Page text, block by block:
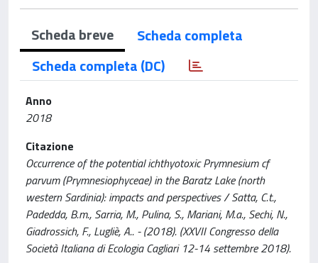
Scheda breve
Scheda completa
Scheda completa (DC)
Anno
2018
Citazione
Occurrence of the potential ichthyotoxic Prymnesium cf
parvum (Prymnesiophyceae) in the Baratz Lake (north
western Sardinia): impacts and perspectives / Satta, C.t.,
Padedda, B.m., Sarria, M., Pulina, S., Mariani, M.a., Sechi, N.,
Giadrossich, F., Lugliè, A.. - (2018). (XXVII Congresso della
Società Italiana di Ecologia Cagliari 12-14 settembre 2018).